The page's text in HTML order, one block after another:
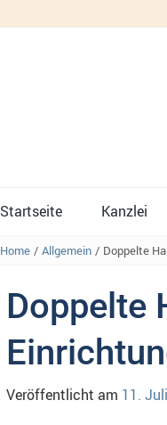
Startseite Kanzlei
Home / Allgemein / Doppelte
Doppelte
Veröffentlicht am 11.